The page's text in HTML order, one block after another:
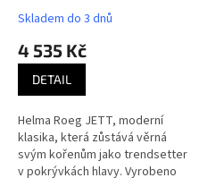
Skladem do 3 dnů
4 535 Kč
DETAIL
Helma Roeg JETT, moderní
klasika, která zůstává věrná
svým kořenům jako trendsetter
v pokrývkách hlavy. Vyrobeno